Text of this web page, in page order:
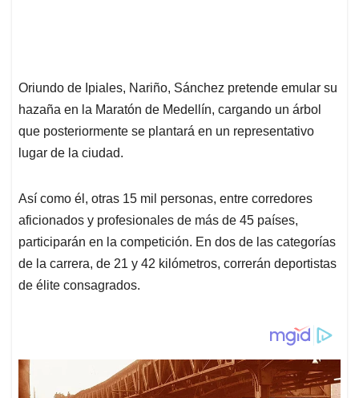
Oriundo de Ipiales, Nariño, Sánchez pretende emular su
hazaña en la Maratón de Medellín, cargando un árbol
que posteriormente se plantará en un representativo
lugar de la ciudad.
Así como él, otras 15 mil personas, entre corredores
aficionados y profesionales de más de 45 países,
participarán en la competición. En dos de las categorías
de la carrera, de 21 y 42 kilómetros, correrán deportistas
de élite consagrados.